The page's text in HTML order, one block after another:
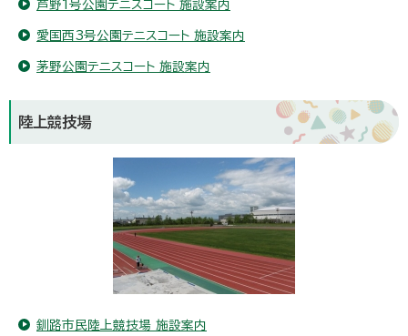
芦野1号公園テニスコート 施設案内
愛国西3号公園テニスコート 施設案内
茅野公園テニスコート 施設案内
陸上競技場
釧路市民陸上競技場 施設案内